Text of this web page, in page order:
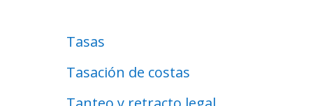
Tasas
Tasación de costas